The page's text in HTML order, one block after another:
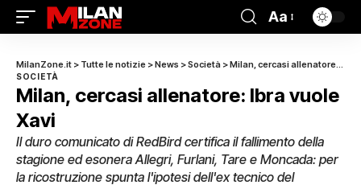
Aa
MilanZone.it > Tutte le notizie >News >Società >Milan, cercasi allenatore: Ibra vuole Xavi
SOCIETÀ
Milan, cercasi allenatore: Ibra vuole
Xavi
Il duro comunicato di RedBird certifica il fallimento della
stagione ed esonera Allegri, Furlani, Tare e Moncada: per
la ricostruzione spunta l'ipotesi dell'ex tecnico del